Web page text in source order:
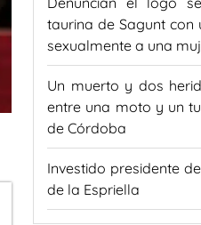
taurina de Sagunt con
sexualmente a una
Un muerto y dos
entre una moto y un
de Córdoba
Investido presidente
de la Espriella